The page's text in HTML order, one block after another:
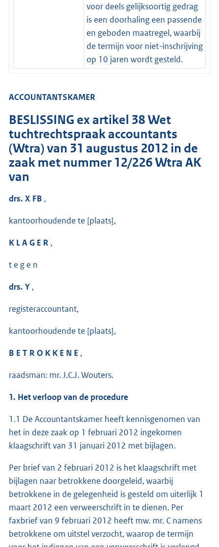
voor deels gelijksoortig gedrag
is een doorhaling een passende
en geboden maatregel, waarbij
de termijn voor niet-inschrijving
op 10 jaren wordt gesteld.
ACCOUNTANTSKAMER
BESLISSING ex artikel 38 Wet
tuchtrechtspraak accountants
(Wtra) van 31 augustus 2012 in de
zaak met nummer 12/226 Wtra AK
van
drs. X FB ,
kantoorhoudende te [plaats],
K L A G E R ,
t e g e n
drs. Y ,
registeraccountant,
kantoorhoudende te [plaats],
B E T R O K K E N E ,
raadsman: mr. J.C.J. Wouters.
1. Het verloop van de procedure
1.1 De Accountantskamer heeft kennisgenomen van
het in deze zaak op 1 februari 2012 ingekomen
klaagschrift van 31 januari 2012 met bijlagen.
Per brief van 2 februari 2012 is het klaagschrift met
bijlagen naar betrokkene doorgeleid, waarbij
betrokkene in de gelegenheid is gesteld om uiterlijk 1
maart 2012 een verweerschrift in te dienen. Per
faxbrief van 9 februari 2012 heeft mw. mr. C namens
betrokkene om uitstel verzocht, waarop de termijn